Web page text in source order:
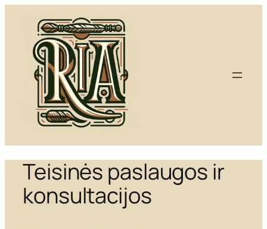
turinio
Teisinės paslaugos ir
konsultacijos